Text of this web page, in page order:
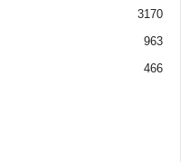
3170
963
466